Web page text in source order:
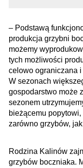
– Podstawą
produkcja grzybni
możemy
tych możliwości
celowo ograniczana
W sezonach
gospodarstwo może
sezonem
bieżącemu
zarówno grzybów,
Rodzina Kalinów
grzybów boczniaka.